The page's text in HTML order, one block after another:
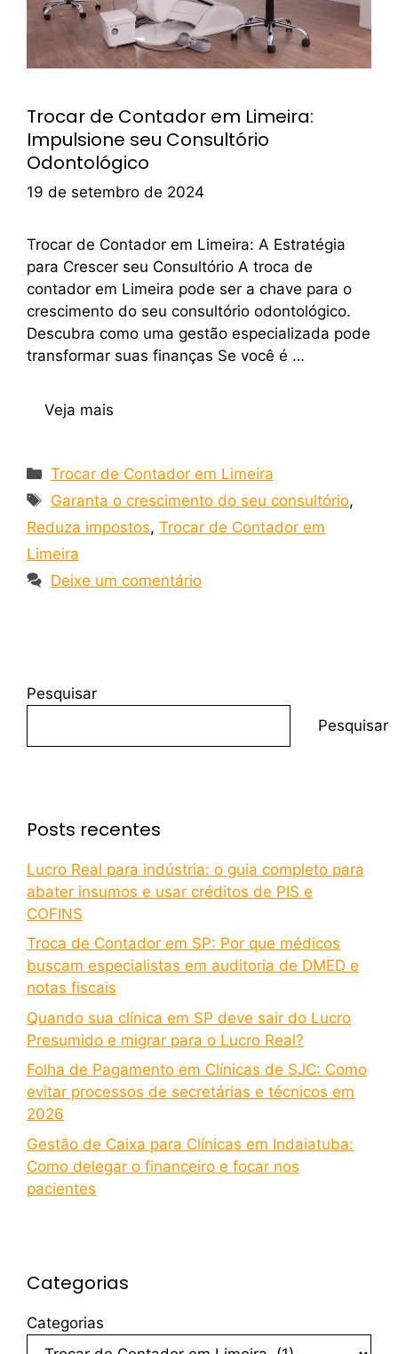
Trocar de Contador em Limeira:
Impulsione seu Consultório
Odontológico
19 de setembro de 2024
Trocar de Contador em Limeira: A Estratégia
para Crescer seu Consultório A troca de
contador em Limeira pode ser a chave para o
crescimento do seu consultório odontológico.
Descubra como uma gestão especializada pode
transformar suas finanças Se você é …
Veja mais
Trocar de Contador em Limeira
Garanta o crescimento do seu consultório,
Reduza impostos, Trocar de Contador em
Limeira
Deixe um comentário
Pesquisar
Pesquisar
Posts recentes
Lucro Real para indústria: o guia completo para
abater insumos e usar créditos de PIS e
COFINS
Troca de Contador em SP: Por que médicos
buscam especialistas em auditoria de DMED e
notas fiscais
Quando sua clínica em SP deve sair do Lucro
Presumido e migrar para o Lucro Real?
Folha de Pagamento em Clínicas de SJC: Como
evitar processos de secretárias e técnicos em
2026
Gestão de Caixa para Clínicas em Indaiatuba:
Como delegar o financeiro e focar nos
pacientes
Categorias
Categorias